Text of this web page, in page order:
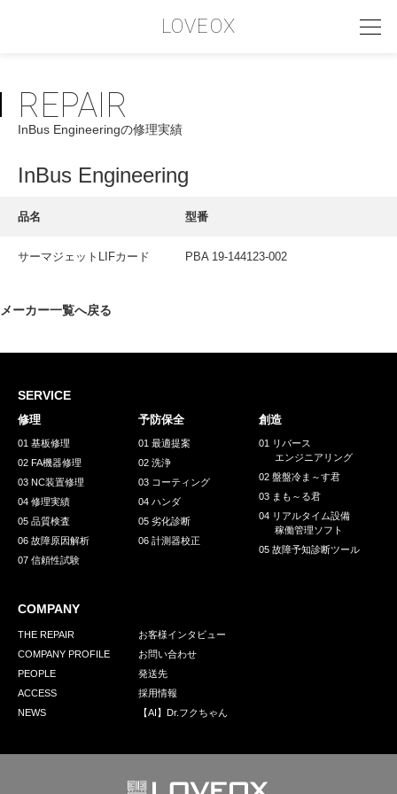
LOVEOX
PHILOSOPHY
フィロソフィー
COMPANY PROFILE
INTERVIEW
採用情報
GREEN CHALLENGE
環境への取り組み
お問い合わせ 発送先
REPAIR
InBus Engineeringの修理実績
InBus Engineering
品名 型番
サーマジェットLIFカード PBA 19-144123-002
メーカー一覧へ戻る
SERVICE
修理
01 基板修理
02 FA機器修理
03 NC装置修理
04 修理実績
05 品質検査
06 故障原因解析
07 信頼性試験
予防保全
01 最適提案
02 洗浄
03 コーティング
04 ハンダ
05 劣化診断
06 計測器校正
創造
01 リバース
エンジニアリング
02 盤盤冷ま～す君
03 まも～る君
04 リアルタイム設備
稼働管理ソフト
05 故障予知診断ツール
COMPANY
THE REPAIR
COMPANY PROFILE
PEOPLE
ACCESS
NEWS
お客様インタビュー
お問い合わせ
発送先
採用情報
【AI】Dr.フクちゃん